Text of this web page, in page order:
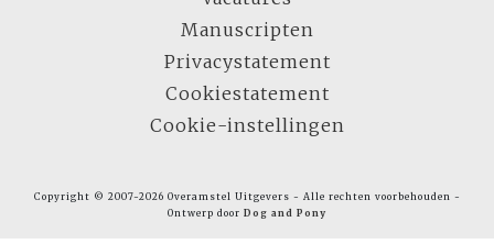
Manuscripten
Privacystatement
Cookiestatement
Cookie-instellingen
Copyright © 2007-2026 Overamstel Uitgevers - Alle rechten voorbehouden -
Ontwerp door Dog and Pony